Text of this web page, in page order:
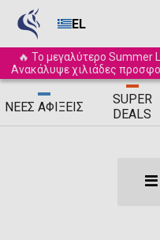
EL
🔥 Το μεγαλύτερο Summer
Ανακάλυψε χιλιάδες
ΝΈΕΣ ΑΦΊΞΕΙΣ
SUPER
DEALS